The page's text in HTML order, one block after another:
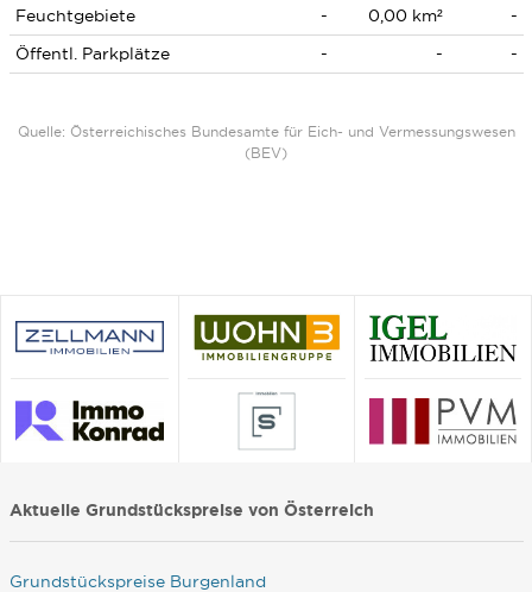
Feuchtgebiete
- 0,00 km²
-
Öffentl. Parkplätze
- - -
Quelle: Österreichisches Bundesamte für Eich- und Vermessungswesen
(BEV)
Aktuelle Grundstückspreise von Österreich
Grundstückspreise Burgenland